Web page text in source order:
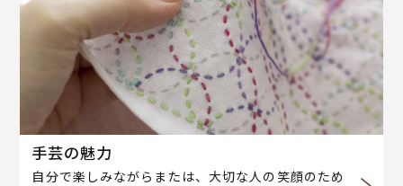
手芸の魅力
自分で楽しみながらまたは、大切な人の笑顔のため